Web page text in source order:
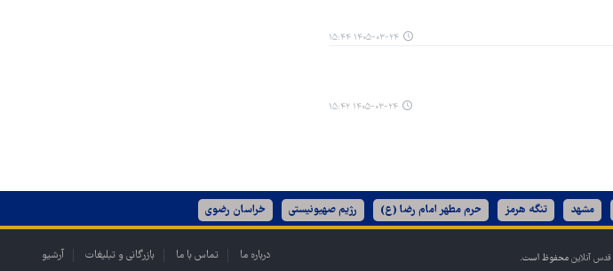
۱۴۰۵-۰۳-۲۴ ۱۵:۴۴
۱۴۰۵-۰۳-۲۴ ۱۵:۴۲
مشهد تنگه هرمز حرم مطهر امام رضا (ع) رژیم صهیونیستی خراسان رضوی
قدس آنلاین محفوظ است.
درباره ما تماس با ما بازرگانی و تبلیغات آرشیو